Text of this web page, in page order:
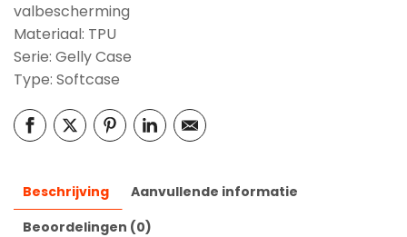
valbescherming
Materiaal: TPU
Serie: Gelly Case
Type: Softcase
Beschrijving
Aanvullende informatie
Beoordelingen (0)